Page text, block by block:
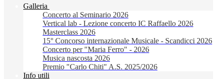
Galleria
Concerto al Seminario 2026
Vertical lab - Lezione concerto IC Raffaello 2026
Masterclass 2026
15° Concorso internazionale Musicale - Scandicci 2026
Concerto per "Maria Ferro" - 2026
Musica nascosta 2026
Premio "Carlo Chiti" A.S. 2025/2026
Info utili